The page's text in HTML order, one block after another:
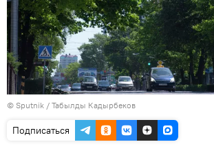
© Sputnik / Табылды Кадырбеков
Подписаться